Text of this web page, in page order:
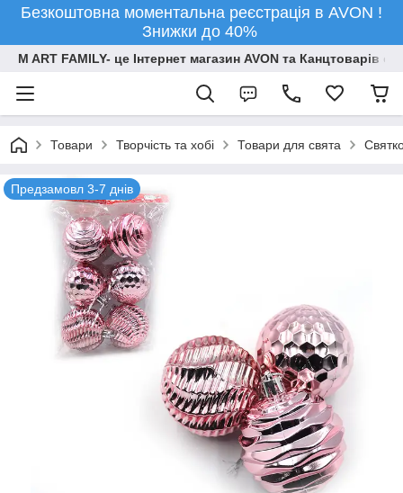
Безкоштовна моментальна реєстрація в AVON !
Знижки до 40%
M ART FAMILY- це Інтернет магазин AVON та Канцтоварів
Товари Творчiсть та хобi Товари для свята
Предзамовл 3-7 днів